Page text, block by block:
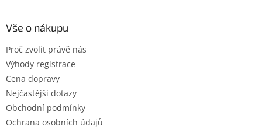
Vše o nákupu
Proč zvolit právě nás
Výhody registrace
Cena dopravy
Nejčastější dotazy
Obchodní podmínky
Ochrana osobních údajů